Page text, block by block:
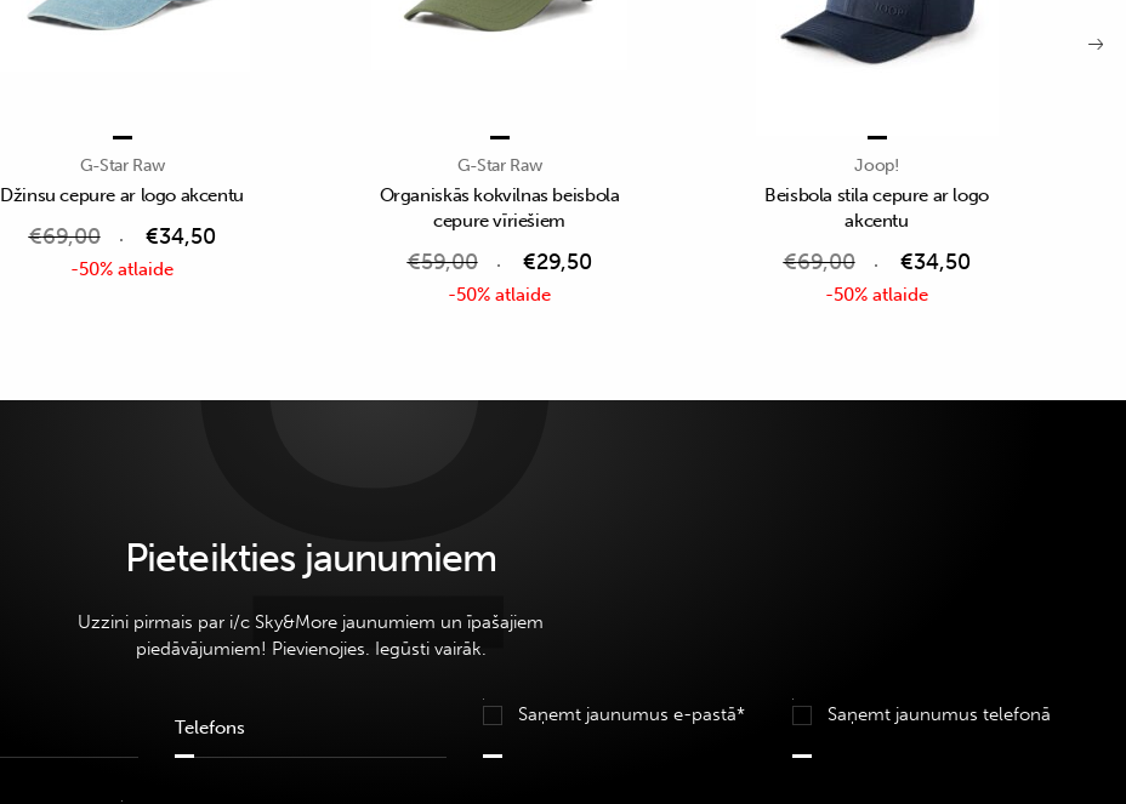
G-Star Raw
Džinsu cepure ar logo akcentu
€69,00 €34,50
-50% atlaide
G-Star Raw
Organiskās kokvilnas beisbola
cepure vīriešiem
€59,00 €29,50
-50% atlaide
Joop!
Beisbola stila cepure ar logo
akcentu
€69,00 €34,50
-50% atlaide
Pieteikties jaunumiem
Uzzini pirmais par i/c Sky&More jaunumiem un īpašajiem
piedāvājumiem! Pievienojies. Iegūsti vairāk.
Saņemt jaunumus e-pastā* Saņemt jaunumus telefonā